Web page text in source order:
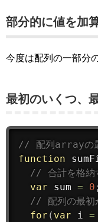
部分的に値を加
今度は配列の一部分
最初のいくつ、
// 配列arrayの最
function
// 合計を格納
var sum = 0 ;
// 配列の最初
for ( var i =